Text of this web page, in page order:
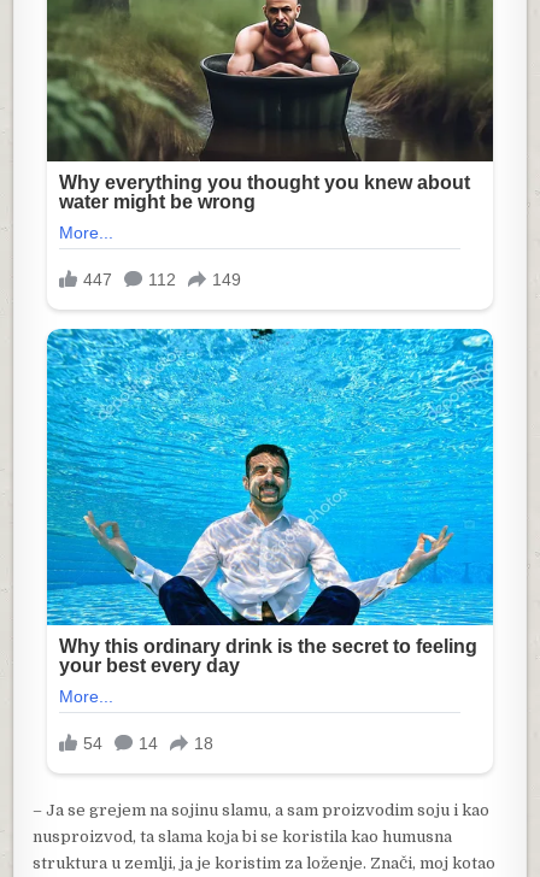
– Ja se grejem na sojinu slamu, a sam proizvodim soju i kao
nusproizvod, ta slama koja bi se koristila kao humusna
struktura u zemlji, ja je koristim za loženje. Znači, moj kotao